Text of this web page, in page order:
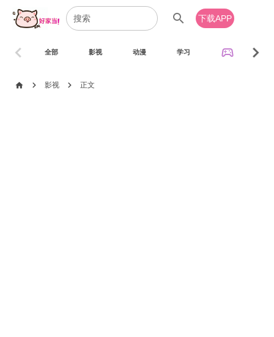
search 下载APP
全部 影视 动漫 学习 sports_esports
chevron_left chevron_right
home chevron_right 影视 chevron_right 正文